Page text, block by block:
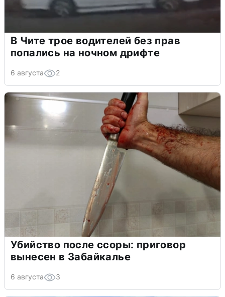
В Чите трое водителей без прав
попались на ночном дрифте
6 августа 2
Убийство после ссоры: приговор
вынесен в Забайкалье
6 августа 3